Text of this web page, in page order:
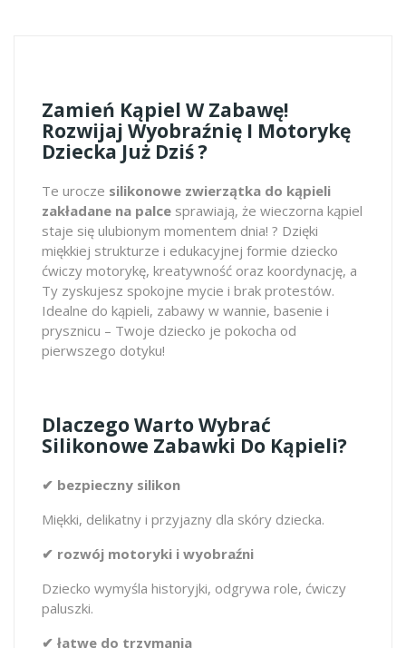
Zamień Kąpiel W Zabawę!
Rozwijaj Wyobraźnię I Motorykę
Dziecka Już Dziś ?
Te urocze silikonowe zwierzątka do kąpieli
zakładane na palce sprawiają, że wieczorna kąpiel
staje się ulubionym momentem dnia! ? Dzięki
miękkiej strukturze i edukacyjnej formie dziecko
ćwiczy motorykę, kreatywność oraz koordynację, a
Ty zyskujesz spokojne mycie i brak protestów.
Idealne do kąpieli, zabawy w wannie, basenie i
prysznicu – Twoje dziecko je pokocha od
pierwszego dotyku!
Dlaczego Warto Wybrać
Silikonowe Zabawki Do Kąpieli?
✔ bezpieczny silikon
Miękki, delikatny i przyjazny dla skóry dziecka.
✔ rozwój motoryki i wyobraźni
Dziecko wymyśla historyjki, odgrywa role, ćwiczy
paluszki.
✔ łatwe do trzymania